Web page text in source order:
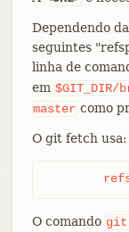
Dependendo
seguintes
linha de
em $GIT_DIR/
master como
O git fetch usa:
O comando git